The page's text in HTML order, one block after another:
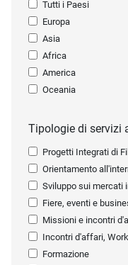
Tutti i Paesi
Europa
Asia
Africa
America
Oceania
Tipologie di servizi
Progetti Integrati di
Orientamento
Sviluppo sui mercati
Fiere, eventi e
Missioni e incontri
Incontri d'affari,
Formazione